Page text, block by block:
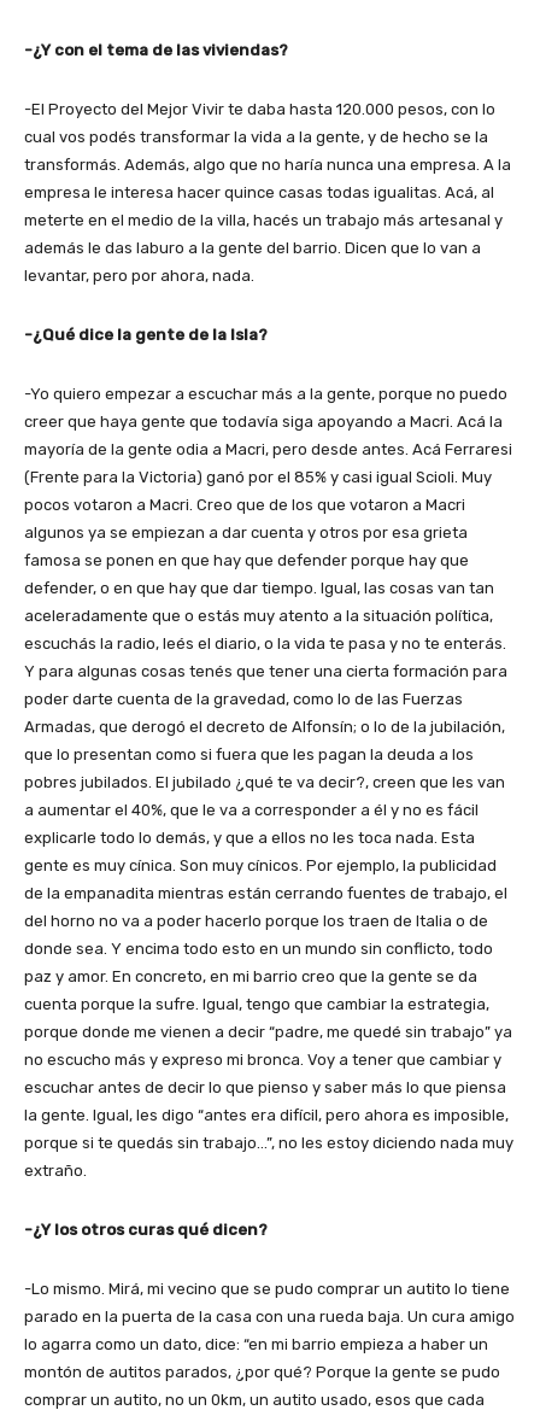
-¿Y con el tema de las viviendas?
-El Proyecto del Mejor Vivir te daba hasta 120.000 pesos, con lo
cual vos podés transformar la vida a la gente, y de hecho se la
transformás. Además, algo que no haría nunca una empresa. A la
empresa le interesa hacer quince casas todas igualitas. Acá, al
meterte en el medio de la villa, hacés un trabajo más artesanal y
además le das laburo a la gente del barrio. Dicen que lo van a
levantar, pero por ahora, nada.
-¿Qué dice la gente de la Isla?
-Yo quiero empezar a escuchar más a la gente, porque no puedo
creer que haya gente que todavía siga apoyando a Macri. Acá la
mayoría de la gente odia a Macri, pero desde antes. Acá Ferraresi
(Frente para la Victoria) ganó por el 85% y casi igual Scioli. Muy
pocos votaron a Macri. Creo que de los que votaron a Macri
algunos ya se empiezan a dar cuenta y otros por esa grieta
famosa se ponen en que hay que defender porque hay que
defender, o en que hay que dar tiempo. Igual, las cosas van tan
aceleradamente que o estás muy atento a la situación política,
escuchás la radio, leés el diario, o la vida te pasa y no te enterás.
Y para algunas cosas tenés que tener una cierta formación para
poder darte cuenta de la gravedad, como lo de las Fuerzas
Armadas, que derogó el decreto de Alfonsín; o lo de la jubilación,
que lo presentan como si fuera que les pagan la deuda a los
pobres jubilados. El jubilado ¿qué te va decir?, creen que les van
a aumentar el 40%, que le va a corresponder a él y no es fácil
explicarle todo lo demás, y que a ellos no les toca nada. Esta
gente es muy cínica. Son muy cínicos. Por ejemplo, la publicidad
de la empanadita mientras están cerrando fuentes de trabajo, el
del horno no va a poder hacerlo porque los traen de Italia o de
donde sea. Y encima todo esto en un mundo sin conflicto, todo
paz y amor. En concreto, en mi barrio creo que la gente se da
cuenta porque la sufre. Igual, tengo que cambiar la estrategia,
porque donde me vienen a decir “padre, me quedé sin trabajo” ya
no escucho más y expreso mi bronca. Voy a tener que cambiar y
escuchar antes de decir lo que pienso y saber más lo que piensa
la gente. Igual, les digo “antes era difícil, pero ahora es imposible,
porque si te quedás sin trabajo…”, no les estoy diciendo nada muy
extraño.
-¿Y los otros curas qué dicen?
-Lo mismo. Mirá, mi vecino que se pudo comprar un autito lo tiene
parado en la puerta de la casa con una rueda baja. Un cura amigo
lo agarra como un dato, dice: “en mi barrio empieza a haber un
montón de autitos parados, ¿por qué? Porque la gente se pudo
comprar un autito, no un 0km, un autito usado, esos que cada